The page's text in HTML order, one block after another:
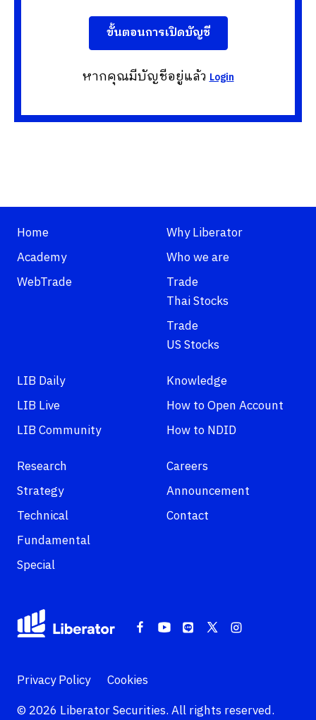
ขั้นตอนการเปิดบัญชี
หากคุณมีบัญชีอยู่แล้วLogin
Home
Academy
WebTrade
Why Liberator
Who we are
Trade
Thai Stocks
Trade
US Stocks
LIB Daily
LIB Live
LIB Community
Knowledge
How to Open Account
How to NDID
Research
Strategy
Technical
Fundamental
Special
Careers
Announcement
Contact
Privacy Policy
Cookies
© 2026 Liberator Securities. All rights reserved.